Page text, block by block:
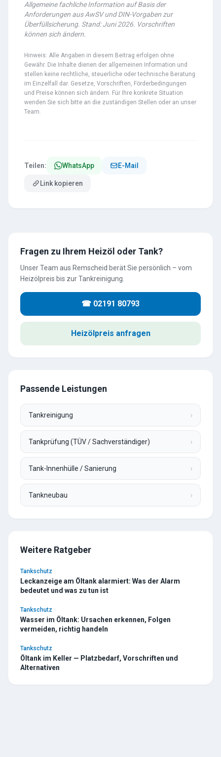
Allgemeine fachliche Information auf Basis der
Anforderungen aus AwSV und DIN-Vorgaben zur
Überfüllsicherung. Stand: Juni 2026. Vorschriften
können sich ändern.
Hinweis: Alle Angaben in diesem Beitrag erfolgen ohne
Gewähr. Die Inhalte dienen der allgemeinen Information und
stellen keine rechtliche, steuerliche oder technische Beratung
im Einzelfall dar. Gesetze, Vorschriften, Förderbedingungen
und Preise können sich ändern. Für Ihre konkrete Situation
wenden Sie sich bitte an die zuständigen Stellen oder an unser
Team.
Teilen: WhatsApp E-Mail
Link kopieren
Fragen zu Ihrem Heizöl oder Tank?
Unser Team aus Remscheid berät Sie persönlich – vom
Heizölpreis bis zur Tankreinigung.
☎ 02191 80793
Heizölpreis anfragen
Passende Leistungen
Tankreinigung ›
Tankprüfung (TÜV / Sachverständiger) ›
Tank-Innenhülle / Sanierung ›
Tankneubau ›
Weitere Ratgeber
Tankschutz
Leckanzeige am Öltank alarmiert: Was der Alarm
bedeutet und was zu tun ist
Tankschutz
Wasser im Öltank: Ursachen erkennen, Folgen
vermeiden, richtig handeln
Tankschutz
Öltank im Keller — Platzbedarf, Vorschriften und
Alternativen